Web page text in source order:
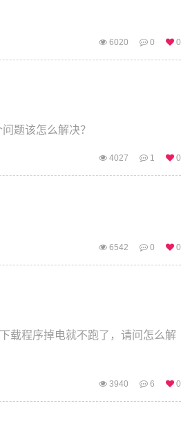
6020 0 0
题该怎么解决？
4027 1 0
6542 0 0
载程序掉电就不跑了，请问怎么解
3940 6 0